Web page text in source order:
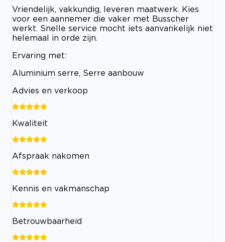
Vriendelijk, vakkundig, leveren maatwerk. Kies
voor een aannemer die vaker met Busscher
werkt. Snelle service mocht iets aanvankelijk niet
helemaal in orde zijn.
Ervaring met:
Aluminium serre, Serre aanbouw
Advies en verkoop
Kwaliteit
Afspraak nakomen
Kennis en vakmanschap
Betrouwbaarheid